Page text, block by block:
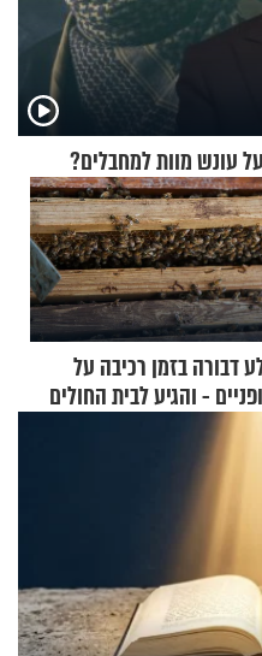
עונש מוות למחבלים?
דבורה בזמן רכיבה על
- והגיע לבית החולים
במצב מסכן חיים